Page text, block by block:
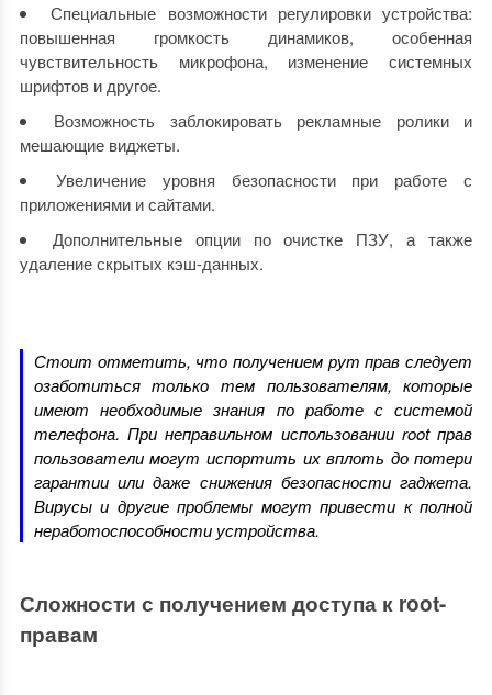
Специальные возможности регулировки устройства:
повышенная громкость динамиков, особенная
чувствительность микрофона, изменение системных
шрифтов и другое.
Возможность заблокировать рекламные ролики и
мешающие виджеты.
Увеличение уровня безопасности при работе с
приложениями и сайтами.
Дополнительные опции по очистке ПЗУ, а также
удаление скрытых кэш-данных.
Стоит отметить, что получением рут прав следует
озаботиться только тем пользователям, которые
имеют необходимые знания по работе с системой
телефона. При неправильном использовании root прав
пользователи могут испортить их вплоть до потери
гарантии или даже снижения безопасности гаджета.
Вирусы и другие проблемы могут привести к полной
неработоспособности устройства.
Сложности с получением доступа к root-
правам